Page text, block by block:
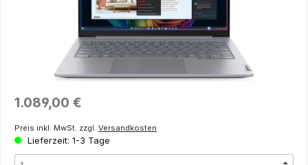
Regulärer Preis:
1.089,00 €
Preis inkl. MwSt. zzgl. Versandkosten
Lieferzeit: 1-3 Tage